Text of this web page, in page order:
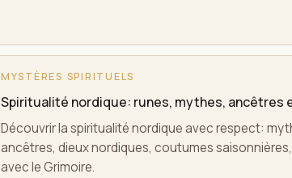
MYSTÈRES SPIRITUELS
Spiritualité nordique: runes, mythes, ancêtres
Découvrir la spiritualité nordique avec respect:
ancêtres, dieux nordiques, coutumes
avec le Grimoire.